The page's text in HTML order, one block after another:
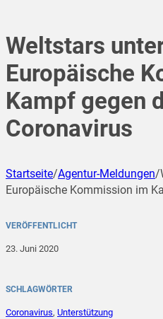
Weltstars
Europäische
Kampf gegen
Coronavirus
Startseite/Agentur-Meldungen/
Europäische Kommission im
VERÖFFENTLICHT
23. Juni 2020
SCHLAGWÖRTER
Coronavirus, Unterstützung